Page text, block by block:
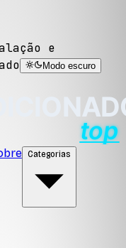
e
Modo escuro
Categorias